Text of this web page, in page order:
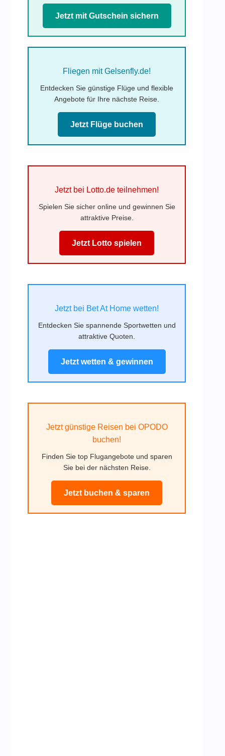
Jetzt mit Gutschein sichern
Fliegen mit Gelsenfly.de!
Entdecken Sie günstige Flüge und flexible
Angebote für Ihre nächste Reise.
Jetzt Flüge buchen
Jetzt bei Lotto.de teilnehmen!
Spielen Sie sicher online und gewinnen Sie
attraktive Preise.
Jetzt Lotto spielen
Jetzt bei Bet At Home wetten!
Entdecken Sie spannende Sportwetten und
attraktive Quoten.
Jetzt wetten & gewinnen
Jetzt günstige Reisen bei OPODO
buchen!
Finden Sie top Flugangebote und sparen
Sie bei der nächsten Reise.
Jetzt buchen & sparen